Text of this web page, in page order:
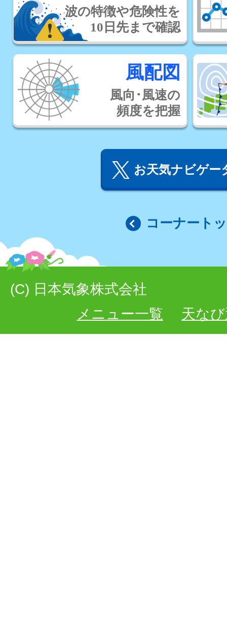
波の特徴や危険性を
10日先まで確認
風配図
風向･風速の
頻度を把握
お天気ナビゲー
コーナート
(C) 日本気象株式会社
メニュー一覧
天な